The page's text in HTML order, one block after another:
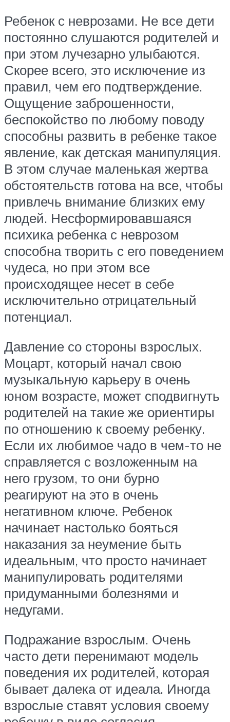
Ребенок с неврозами. Не все дети
постоянно слушаются родителей и
при этом лучезарно улыбаются.
Скорее всего, это исключение из
правил, чем его подтверждение.
Ощущение заброшенности,
беспокойство по любому поводу
способны развить в ребенке такое
явление, как детская манипуляция.
В этом случае маленькая жертва
обстоятельств готова на все, чтобы
привлечь внимание близких ему
людей. Несформировавшаяся
психика ребенка с неврозом
способна творить с его поведением
чудеса, но при этом все
происходящее несет в себе
исключительно отрицательный
потенциал.
Давление со стороны взрослых.
Моцарт, который начал свою
музыкальную карьеру в очень
юном возрасте, может сподвигнуть
родителей на такие же ориентиры
по отношению к своему ребенку.
Если их любимое чадо в чем-то не
справляется с возложенным на
него грузом, то они бурно
реагируют на это в очень
негативном ключе. Ребенок
начинает настолько бояться
наказания за неумение быть
идеальным, что просто начинает
манипулировать родителями
придуманными болезнями и
недугами.
Подражание взрослым. Очень
часто дети перенимают модель
поведения их родителей, которая
бывает далека от идеала. Иногда
взрослые ставят условия своему